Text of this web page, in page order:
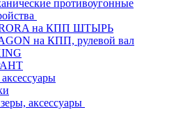
противоугонные
на КПП ШТЫРЬ
на КПП, рулевой вал
аксессуары